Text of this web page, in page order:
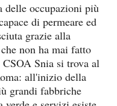
occupazioni più
di permeare ed
grazie alla
non ha mai fatto
Snia si trova al
all'inizio della
grandi fabbriche